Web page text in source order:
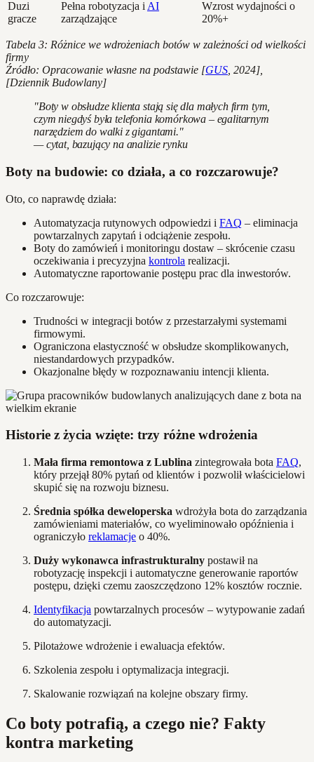
Duzi
gracze
Pełna robotyzacja i AI
zarządzające
Wzrost wydajności o
20%+
Tabela 3: Różnice we wdrożeniach botów w zależności od wielkości
firmy
Źródło: Opracowanie własne na podstawie [GUS , 2024],
[Dziennik Budowlany]
"Boty w obsłudze klienta stają się dla małych firm tym,
czym niegdyś była telefonia komórkowa – egalitarnym
narzędziem do walki z gigantami."
— cytat, bazujący na analizie rynku
Boty na budowie: co działa, a co rozczarowuje?
Oto, co naprawdę działa:
Automatyzacja rutynowych odpowiedzi i FAQ – eliminacja
powtarzalnych zapytań i odciążenie zespołu.
Boty do zamówień i monitoringu dostaw – skrócenie czasu
oczekiwania i precyzyjna kontrola realizacji.
Automatyczne raportowanie postępu prac dla inwestorów.
Co rozczarowuje:
Trudności w integracji botów z przestarzałymi systemami
firmowymi.
Ograniczona elastyczność w obsłudze skomplikowanych,
niestandardowych przypadków.
Okazjonalne błędy w rozpoznawaniu intencji klienta.
Historie z życia wzięte: trzy różne wdrożenia
Mała firma remontowa z Lublina zintegrowała bota FAQ,
który przejął 80% pytań od klientów i pozwolił właścicielowi
skupić się na rozwoju biznesu.
Średnia spółka deweloperska wdrożyła bota do zarządzania
zamówieniami materiałów, co wyeliminowało opóźnienia i
ograniczyło reklamacje o 40%.
Duży wykonawca infrastrukturalny postawił na
robotyzację inspekcji i automatyczne generowanie raportów
postępu, dzięki czemu zaoszczędzono 12% kosztów rocznie.
Identyfikacja powtarzalnych procesów – wytypowanie zadań
do automatyzacji.
Pilotażowe wdrożenie i ewaluacja efektów.
Szkolenia zespołu i optymalizacja integracji.
Skalowanie rozwiązań na kolejne obszary firmy.
Co boty potrafią, a czego nie? Fakty
kontra marketing